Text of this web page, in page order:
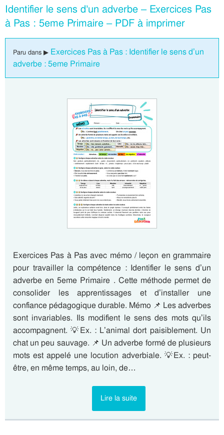
Identifier le sens d’un adverbe – Exercices Pas
à Pas : 5eme Primaire – PDF à imprimer
Paru dans ▶ Exercices Pas à Pas : Identifier le sens d’un
adverbe : 5eme Primaire
Exercices Pas à Pas avec mémo / leçon en grammaire
pour travailler la compétence : Identifier le sens d’un
adverbe en 5eme Primaire . Cette méthode permet de
consolider les apprentissages et d’installer une
confiance pédagogique durable. Mémo 📌 Les adverbes
sont invariables. Ils modifient le sens des mots qu’ils
accompagnent. 💡Ex. : L’animal dort paisiblement. Un
chat un peu sauvage. 📌 Un adverbe formé de plusieurs
mots est appelé une locution adverbiale. 💡Ex. : peut-
être, en même temps, au loin, de…
Lire la suite